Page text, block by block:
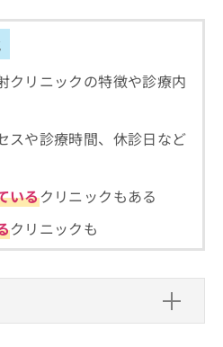
クリニックの特徴や診療内
スや診療時間、休診日など
いるクリニックもある
クリニックも